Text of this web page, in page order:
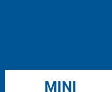
MINI